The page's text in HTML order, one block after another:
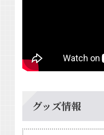
グッズ情報